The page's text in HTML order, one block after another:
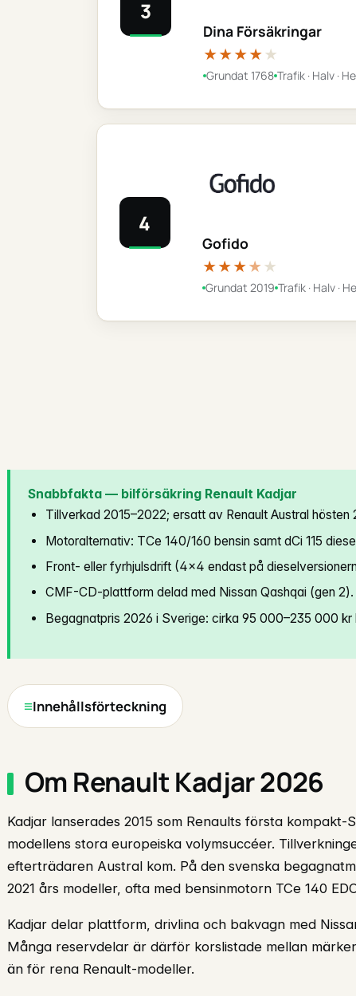
3
Dina Försäkringar
★★★★★
Grundat 1768 Trafik · Halv ·
4
Gofido
★★★★★
Grundat 2019 Trafik · Halv ·
Snabbfakta — bilförsäkring Renault Kadjar
Tillverkad 2015–2022; ersatt av Renault Austral hösten
Motoralternativ: TCe 140/160 bensin samt dCi 115
Front- eller fyrhjulsdrift (4×4 endast på
CMF-CD-plattform delad med Nissan Qashqai (gen 2).
Begagnatpris 2026 i Sverige: cirka 95 000–235 000 kr
Innehållsförteckning
Om Renault Kadjar 2026
Kadjar lanserades 2015 som Renaults första
modellens stora europeiska volymsuccéer.
efterträdaren Austral kom. På den svenska
2021 års modeller, ofta med bensinmotorn TCe 140
Kadjar delar plattform, drivlina och bakvagn med
Många reservdelar är därför korslistade mellan
än för rena Renault-modeller.